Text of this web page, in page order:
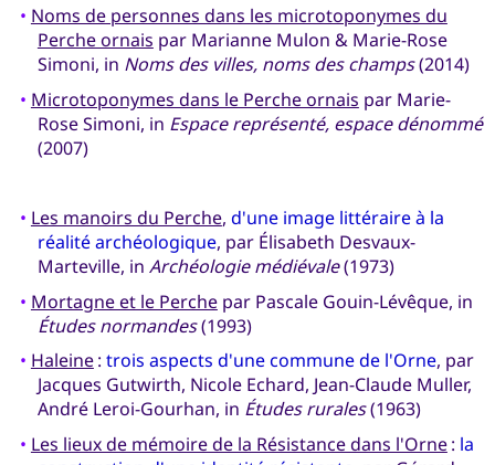
• Noms de personnes dans les microtoponymes du
Perche ornais par Marianne Mulon & Marie-Rose
Simoni, in Noms des villes, noms des champs(2014)
• Microtoponymes dans le Perche ornais par Marie-
Rose Simoni, in Espace représenté, espace dénommé
(2007)
• Les manoirs du Perche, d'une image littéraire à la
réalité archéologique, par Élisabeth Desvaux-
Marteville, in Archéologie médiévale(1973)
• Mortagne et le Perchepar Pascale Gouin-Lévêque, in
Études normandes(1993)
• Haleine: trois aspects d'une commune de l'Orne, par
Jacques Gutwirth, Nicole Echard, Jean-Claude Muller,
André Leroi-Gourhan, in Études rurales(1963)
• Les lieux de mémoire de la Résistance dans l'Orne: la